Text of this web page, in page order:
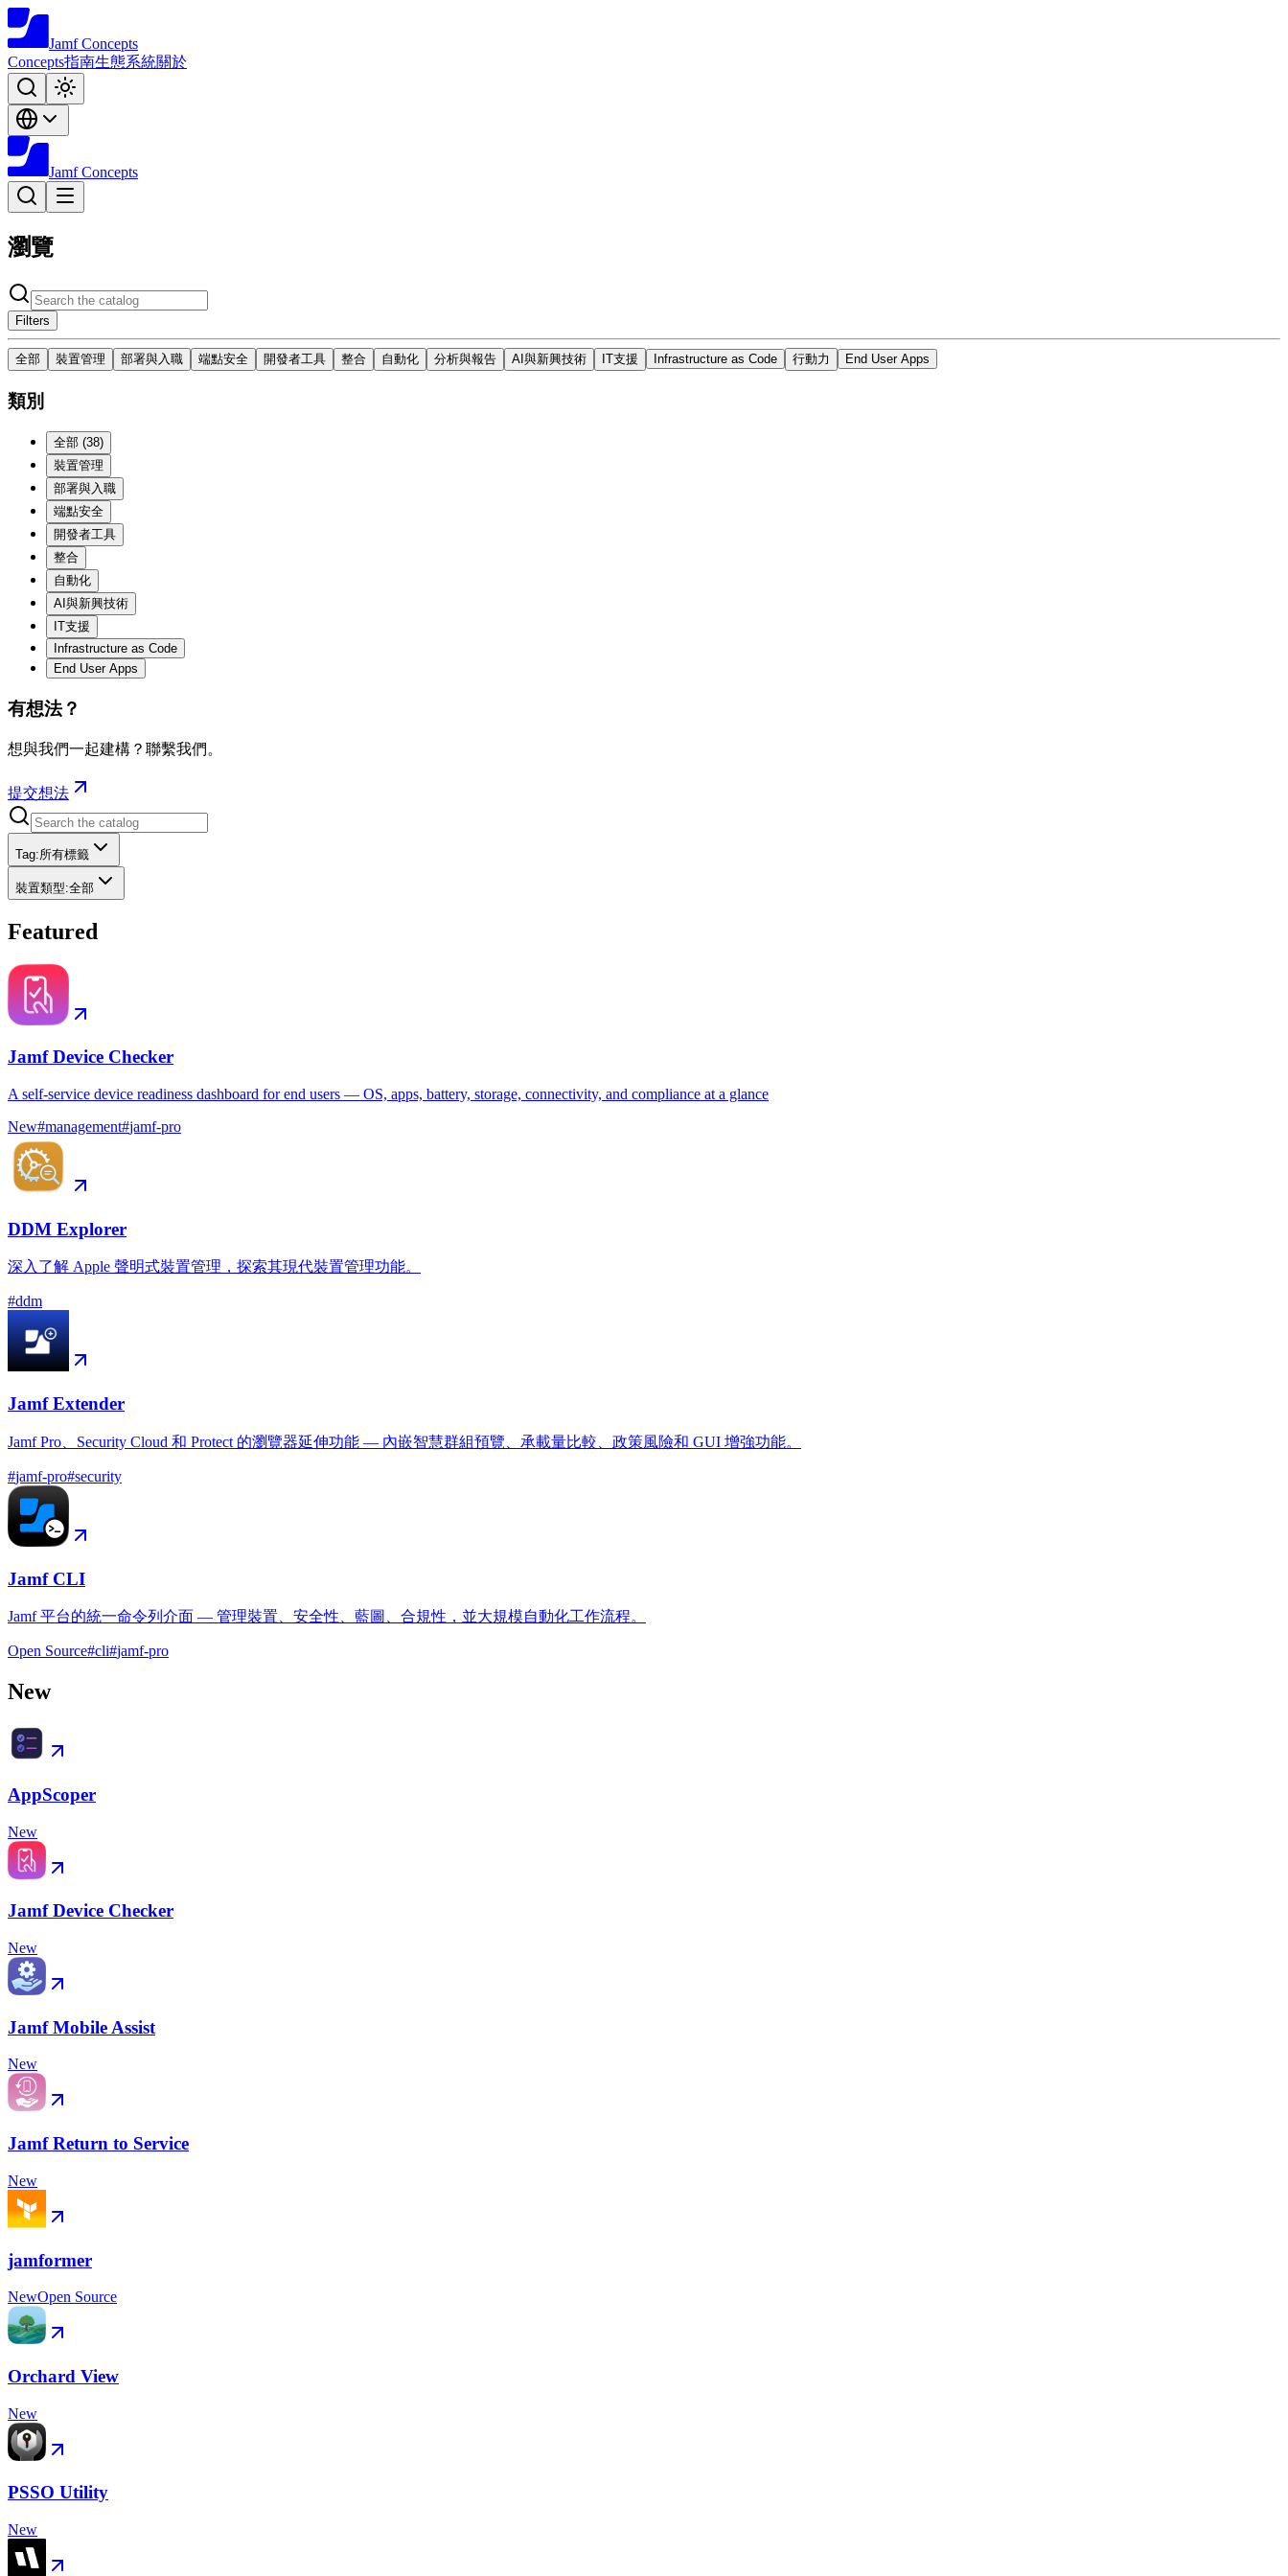
Jamf Concepts
Concepts指南生態系統關於
Jamf Concepts
瀏覽
Filters
全部 裝置管理 部署與入職 端點安全 開發者工具 整合 自動化 分析與報告 AI與新興技術 IT支援 Infrastructure as Code 行動力 End User Apps
類別
全部 (38)
裝置管理
部署與入職
端點安全
開發者工具
整合
自動化
AI與新興技術
IT支援
Infrastructure as Code
End User Apps
有想法？
想與我們一起建構？聯繫我們。
提交想法
Tag:所有標籤
裝置類型:全部
Featured
Jamf Device Checker
A self-service device readiness dashboard for end users — OS, apps, battery, storage, connectivity, and compliance at a glance
New#management#jamf-pro
DDM Explorer
深入了解 Apple 聲明式裝置管理，探索其現代裝置管理功能。
#ddm
Jamf Extender
Jamf Pro、Security Cloud 和 Protect 的瀏覽器延伸功能 — 內嵌智慧群組預覽、承載量比較、政策風險和 GUI 增強功能。
#jamf-pro#security
Jamf CLI
Jamf 平台的統一命令列介面 — 管理裝置、安全性、藍圖、合規性，並大規模自動化工作流程。
Open Source#cli#jamf-pro
New
AppScoper
New
Jamf Device Checker
New
Jamf Mobile Assist
New
Jamf Return to Service
New
jamformer
NewOpen Source
Orchard View
New
PSSO Utility
New